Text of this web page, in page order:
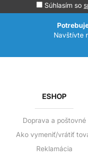
Súhlasím so
Navštívte
ESHOP
Doprava a poštovné
Ako vymeniť/vrátiť
Reklamácia